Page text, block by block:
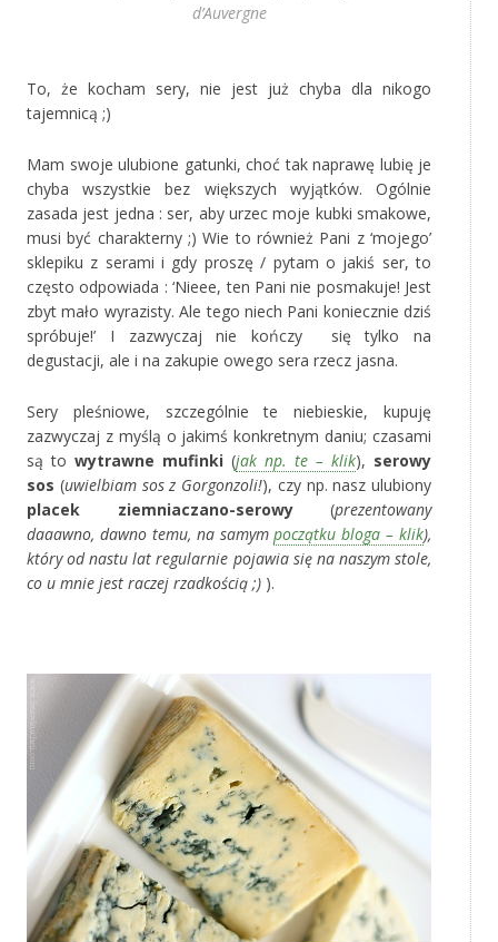
d’Auvergne
To, że kocham sery, nie jest już chyba dla nikogo
tajemnicą ;)
Mam swoje ulubione gatunki, choć tak naprawę lubię je
chyba wszystkie bez większych wyjątków. Ogólnie
zasada jest jedna : ser, aby urzec moje kubki smakowe,
musi być charakterny ;) Wie to również Pani z ‘mojego’
sklepiku z serami i gdy proszę / pytam o jakiś ser, to
często odpowiada : ‘Nieee, ten Pani nie posmakuje! Jest
zbyt mało wyrazisty. Ale tego niech Pani koniecznie dziś
spróbuje!’ I zazwyczaj nie kończy się tylko na
degustacji, ale i na zakupie owego sera rzecz jasna.
Sery pleśniowe, szczególnie te niebieskie, kupuję
zazwyczaj z myślą o jakimś konkretnym daniu; czasami
są to wytrawne mufinki (jak np. te – klik), serowy
sos (uwielbiam sos z Gorgonzoli!), czy np. nasz ulubiony
placek ziemniaczano-serowy(prezentowany
daaawno, dawno temu, na samympoczątku bloga – klik),
który od nastu lat regularnie pojawia się na naszym stole,
co u mnie jest raczej rzadkością ;) ).